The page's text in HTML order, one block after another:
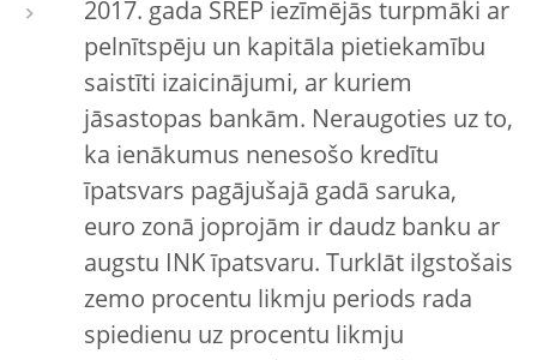
2017. gada SREP iezīmējās turpmāki ar
pelnītspēju un kapitāla pietiekamību
saistīti izaicinājumi, ar kuriem
jāsastopas bankām. Neraugoties uz to,
ka ienākumus nenesošo kredītu
īpatsvars pagājušajā gadā saruka,
euro zonā joprojām ir daudz banku ar
augstu INK īpatsvaru. Turklāt ilgstošais
zemo procentu likmju periods rada
spiedienu uz procentu likmju